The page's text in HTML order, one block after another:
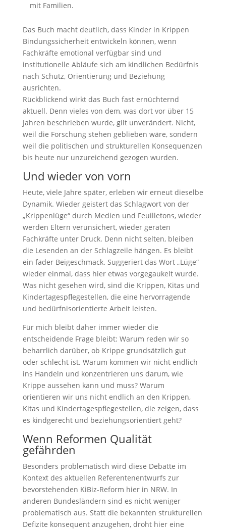
mit Familien.
Das Buch macht deutlich, dass Kinder in Krippen
Bindungssicherheit entwickeln können, wenn
Fachkräfte emotional verfügbar sind und
institutionelle Abläufe sich am kindlichen Bedürfnis
nach Schutz, Orientierung und Beziehung
ausrichten.
Rückblickend wirkt das Buch fast ernüchternd
aktuell. Denn vieles von dem, was dort vor über 15
Jahren beschrieben wurde, gilt unverändert. Nicht,
weil die Forschung stehen geblieben wäre, sondern
weil die politischen und strukturellen Konsequenzen
bis heute nur unzureichend gezogen wurden.
Und wieder von vorn
Heute, viele Jahre später, erleben wir erneut dieselbe
Dynamik. Wieder geistert das Schlagwort von der
„Krippenlüge“ durch Medien und Feuilletons, wieder
werden Eltern verunsichert, wieder geraten
Fachkräfte unter Druck. Denn nicht selten, bleiben
die Lesenden an der Schlagzeile hängen. Es bleibt
ein fader Beigeschmack. Suggeriert das Wort „Lüge“
wieder einmal, dass hier etwas vorgegaukelt wurde.
Was nicht gesehen wird, sind die Krippen, Kitas und
Kindertagespflegestellen, die eine hervorragende
und bedürfnisorientierte Arbeit leisten.
Für mich bleibt daher immer wieder die
entscheidende Frage bleibt: Warum reden wir so
beharrlich darüber, ob Krippe grundsätzlich gut
oder schlecht ist. Warum kommen wir nicht endlich
ins Handeln und konzentrieren uns darum, wie
Krippe aussehen kann und muss? Warum
orientieren wir uns nicht endlich an den Krippen,
Kitas und Kindertagespflegestellen, die zeigen, dass
es kindgerecht und beziehungsorientiert geht?
Wenn Reformen Qualität
gefährden
Besonders problematisch wird diese Debatte im
Kontext des aktuellen Referentenentwurfs zur
bevorstehenden KiBiz-Reform hier in NRW. In
anderen Bundesländern sind es nicht weniger
problematisch aus. Statt die bekannten strukturellen
Defizite konsequent anzugehen, droht hier eine